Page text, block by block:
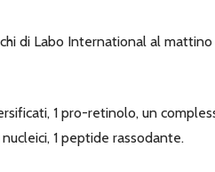
di Labo International al
1 pro-retinolo, un
1 peptide rassodante.